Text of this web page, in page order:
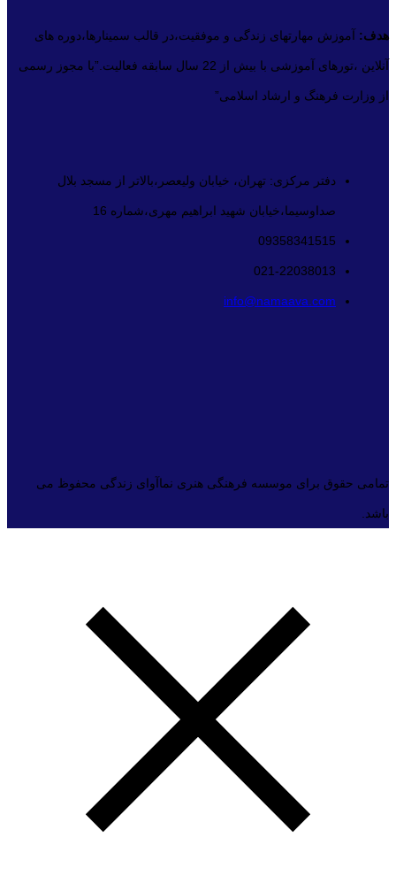
هدف: آموزش مهارتهای زندگی و موفقیت،در قالب سمینارها،دوره های
آنلاین ،تورهای آموزشی با بیش از 22 سال سابقه فعالیت.”با مجوز رسمی
از وزارت فرهنگ و ارشاد اسلامی”
دفتر مرکزی: تهران، خیابان ولیعصر،بالاتر از مسجد بلال
صداوسیما،خیابان شهید ابراهیم مهری،شماره 16
09358341515
021-22038013
info@namaava.com
تمامی حقوق برای موسسه فرهنگی هنری نماآوای زندگی محفوظ می
باشد.